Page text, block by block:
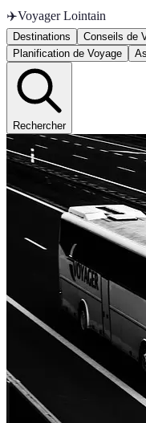
✈️Voyager Lointain
Destinations Conseils de
Planification de Voyage
Rechercher